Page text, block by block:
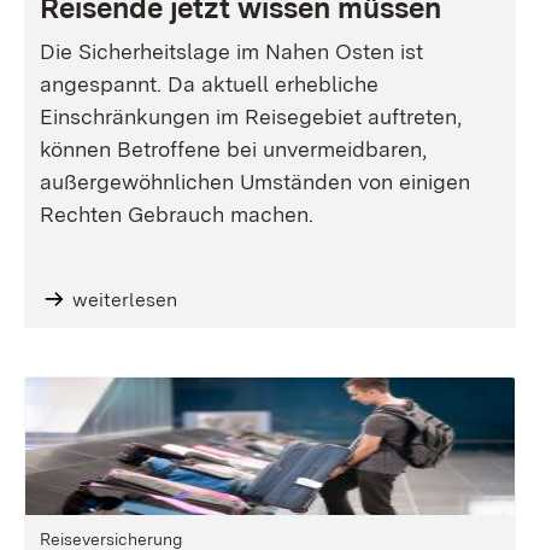
Reisende jetzt wissen müssen
Die Sicherheitslage im Nahen Osten ist
angespannt. Da aktuell erhebliche
Einschränkungen im Reisegebiet auftreten,
können Betroffene bei unvermeidbaren,
außergewöhnlichen Umständen von einigen
Rechten Gebrauch machen.
weiterlesen
Reiseversicherung